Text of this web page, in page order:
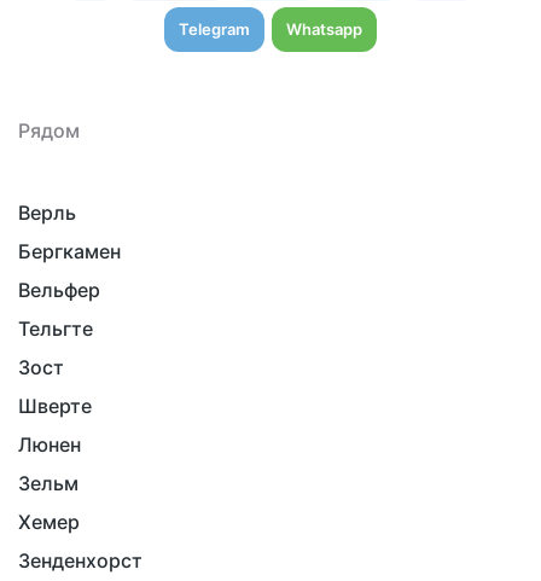
Telegram Whatsapp
Рядом
Верль
Бергкамен
Вельфер
Тельгте
Зост
Шверте
Люнен
Зельм
Хемер
Зенденхорст